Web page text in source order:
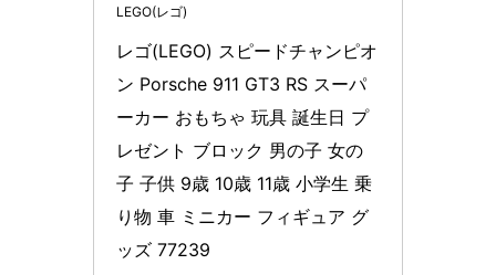
LEGO(レゴ)
レゴ(LEGO) スピードチャンピオ
ン Porsche 911 GT3 RS スーパ
ーカー おもちゃ 玩具 誕生日 プ
レゼント ブロック 男の子 女の
子 子供 9歳 10歳 11歳 小学生 乗
り物 車 ミニカー フィギュア グ
ッズ 77239